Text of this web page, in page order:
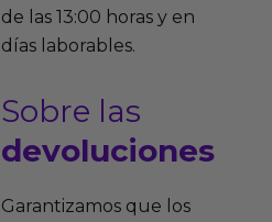
de las 13:00 horas y en
días laborables.
Sobre las
devoluciones
Garantizamos que los